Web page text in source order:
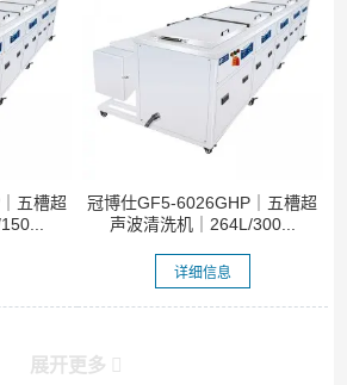
五槽超
冠博仕GF5-6026GHP｜五槽超
声波清洗机｜264L/300...
详细信息
展开更多